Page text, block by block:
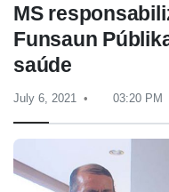
MS
Funsaun
saúde
July 6, 2021 03:20 PM